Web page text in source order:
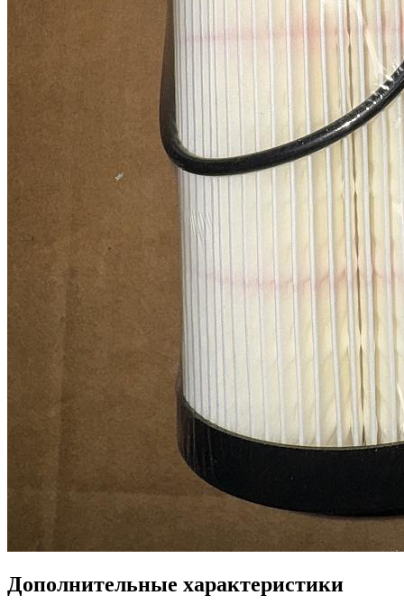
Дополнительные характеристики